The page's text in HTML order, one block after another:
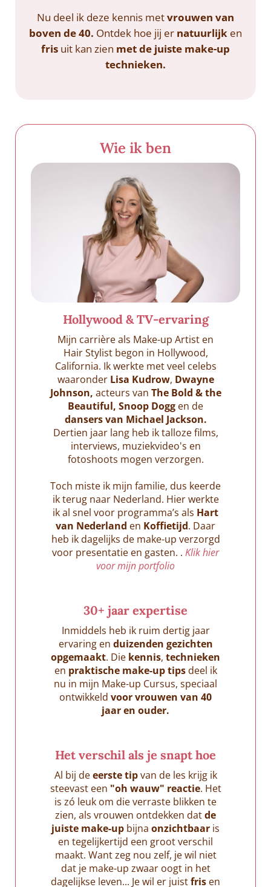
Nu deel ik deze kennis metvrouwen van
boven de 40. Ontdek hoe jij er natuurlijk en
fris uit kan zien met de juiste make-up
technieken.
Wie ik ben
Hollywood & TV‑ervaring
Mijn carrière als Make-up Artist en
Hair Stylist begon in Hollywood,
California. Ik werkte met veel celebs
waaronder Lisa Kudrow, Dwayne
Johnson, acteurs van The Bold & the
Beautiful, Snoop Dogg en de
dansers van Michael Jackson.
Dertien jaar lang heb ik talloze films,
interviews, muziekvideo's en
fotoshoots mogen verzorgen.
Toch miste ik mijn familie, dus keerde
ik terug naar Nederland. Hier werkte
ik al snel voor programma’s als Hart
van Nederland en Koffietijd. Daar
heb ik dagelijks de make-up verzorgd
voor presentatie en gasten. . Klik hier
voor mijn portfolio
30+ jaar expertise
Inmiddels heb ik ruim dertig jaar
ervaring en duizenden gezichten
opgemaakt. Die kennis, technieken
en praktische make-up tipsdeel ik
nu in mijn Make-up Cursus, speciaal
ontwikkeld voor vrouwen van 40
jaar en ouder.
Het verschil als je snapt hoe
Al bij deeerste tipvan de les krijg ik
steevast een "oh wauw" reactie. Het
is zó leuk om die verraste blikken te
zien, als vrouwen ontdekken datde
juiste make-up bijna onzichtbaar is
en tegelijkertijd een groot verschil
maakt. Want zeg nou zelf, je wil niet
dat je make-up zwaar oogt in het
dagelijkse leven... Je wil er juistfris en